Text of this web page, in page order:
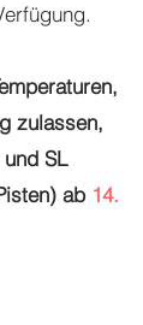
zulassen,
SL
ab 14.